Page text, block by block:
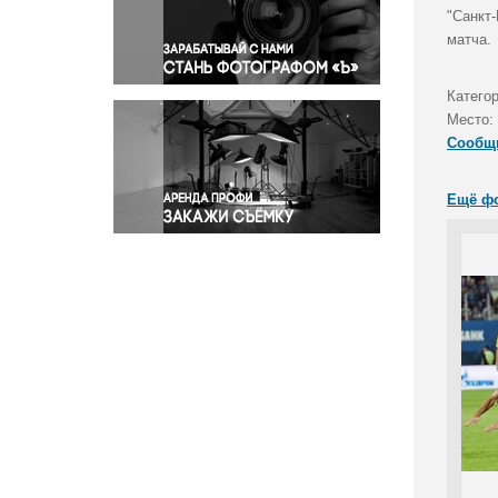
Правосудие
Происшествия и конфликты
Религия
Светская жизнь
Спорт
Экология
Экономика и бизнес
матча.
Место:
Ещё